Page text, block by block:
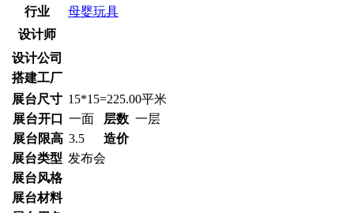
行业
母婴玩具
设计师
设计公司
搭建工厂
展台尺寸 15*15=225.00平米
展台开口
一面 层数 一层
展台限高 3.5
造价
展台类型 发布会
展台风格
展台材料